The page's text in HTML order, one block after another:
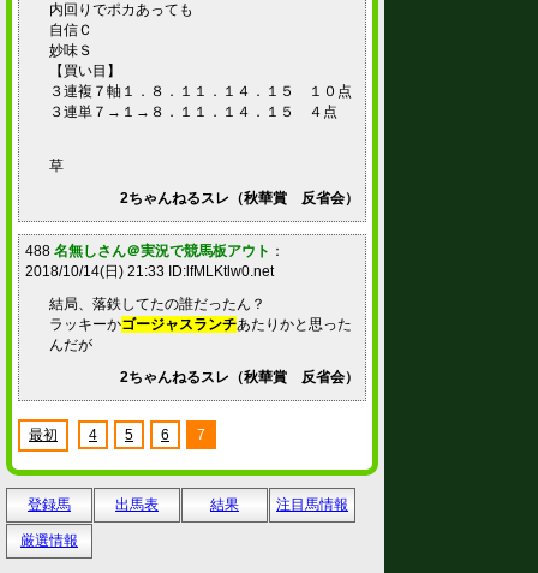
内回りでポカあっても
自信Ｃ
妙味Ｓ
【買い目】
３連複７軸１．８．１１．１４．１５ １０点
３連単７→１→８．１１．１４．１５ ４点
草
2ちゃんねるスレ（秋華賞 反省会）
488 名無しさん＠実況で競馬板アウト ：
2018/10/14(日) 21:33 ID:lfMLKtlw0.net
結局、落鉄してたの誰だったん？
ラッキーかゴージャスランチあたりかと思った
んだが
2ちゃんねるスレ（秋華賞 反省会）
最初 4 5 6 7
登録馬 出馬表 結果 注目馬情報
厳選情報